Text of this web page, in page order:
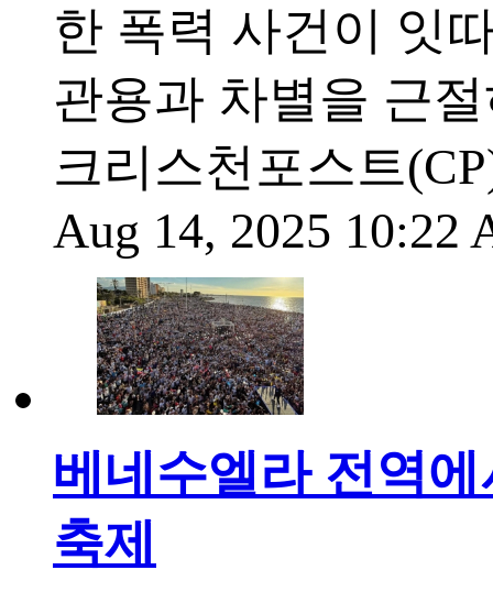
한 폭력 사건이 잇
관용과 차별을 근
크리스천포스트
Aug 14, 2025 10:22
베네수엘라 전역
축제